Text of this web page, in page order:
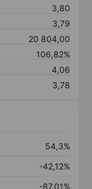
3,80
3,79
20 804,00
106,82%
4,06
3,78
54,3%
-42,12%
-87,01%